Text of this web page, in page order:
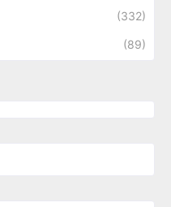
(332)
(89)